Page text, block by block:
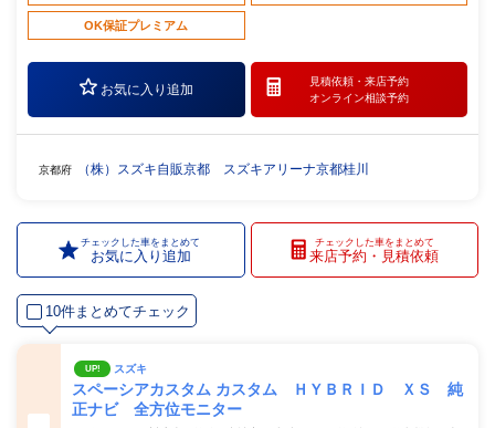
OK保証プレミアム
お気に入り追加
見積依頼・ 来店予約
オンライン相談予約
京都府 （株）スズキ自販京都 スズキアリーナ京都桂川
チェックした車をまとめて
お気に入り追加
チェックした車をまとめて
来店予約・見積依頼
10件まとめてチェック
UP! スズキ
スペーシアカスタム カスタム ＨＹＢＲＩＤ ＸＳ 純
正ナビ 全方位モニター